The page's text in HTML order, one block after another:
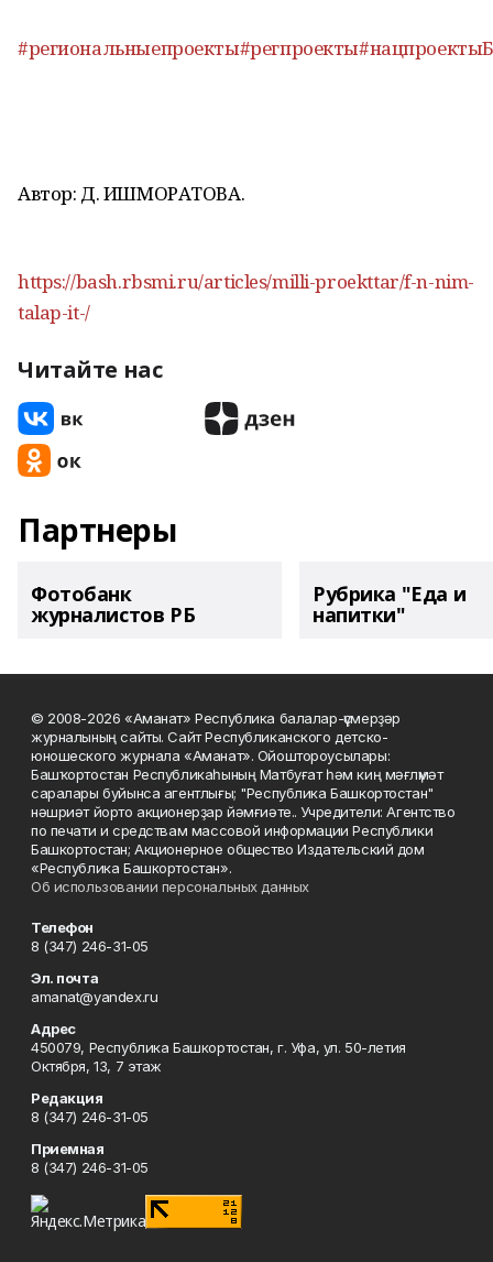
#региональныепроекты#регпроекты
Автор: Д. ИШМОРАТОВА.
https://bash.rbsmi.ru/articles/milli-proekttar/f-n-nim-
talap-it-/
Читайте нас
Партнеры
Фотобанк
журналистов РБ
Рубрика "Еда и
напитки"
© 2008-2026 «Аманат» Республика балалар-үҫмерҙәр
журналының сайты. Сайт Республиканского детско-
юношеского журнала «Аманат». Ойоштороусылары:
Башҡортостан Республикаһының Матбуғат һәм киң мәғлүмәт
саралары буйынса агентлығы; "Республика Башкортостан"
нәшриәт йорто акционерҙар йәмғиәте.. Учредители: Агентство
по печати и средствам массовой информации Республики
Башкортостан; Акционерное общество Издательский дом
«Республика Башкортостан».
Об использовании персональных данных
Телефон
8 (347) 246-31-05
Эл. почта
amanat@yandex.ru
Адрес
450079, Республика Башкортостан, г. Уфа, ул. 50-летия
Октября, 13, 7 этаж
Редакция
8 (347) 246-31-05
Приемная
8 (347) 246-31-05